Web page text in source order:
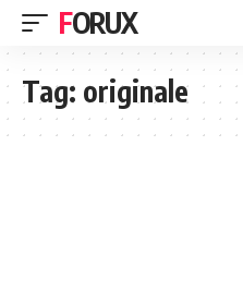
FORUX
Tag: originale